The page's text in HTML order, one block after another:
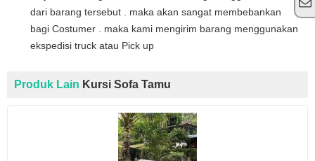
dari barang tersebut . maka akan sangat membebankan
bagi Costumer . maka kami mengirim barang menggunakan
ekspedisi truck atau Pick up
Produk Lain Kursi Sofa Tamu